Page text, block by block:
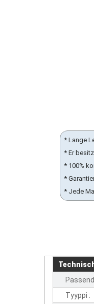
* Lange
* Er
* 100%
*
* Jede
Tyyppi :